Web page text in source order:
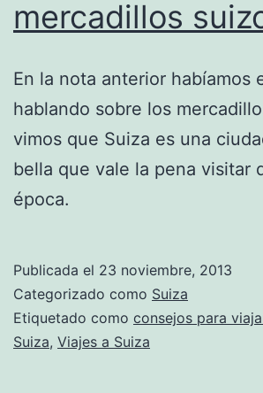
mercadillos
En la nota anterior habíamos
hablando sobre los
vimos que Suiza es una
bella que vale la pena visitar
época.
Publicada el 23 noviembre, 2013
Categorizado como Suiza
Etiquetado como consejos para
Suiza, Viajes a Suiza